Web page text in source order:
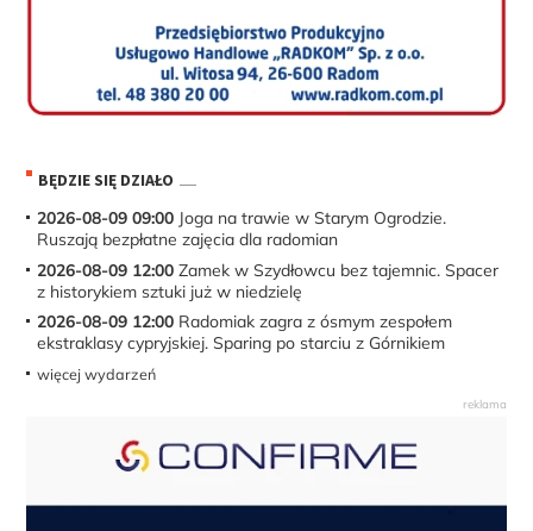
BĘDZIE SIĘ DZIAŁO
2026-08-09 09:00 Joga na trawie w Starym Ogrodzie.
Ruszają bezpłatne zajęcia dla radomian
2026-08-09 12:00 Zamek w Szydłowcu bez tajemnic. Spacer
z historykiem sztuki już w niedzielę
2026-08-09 12:00 Radomiak zagra z ósmym zespołem
ekstraklasy cypryjskiej. Sparing po starciu z Górnikiem
więcej wydarzeń